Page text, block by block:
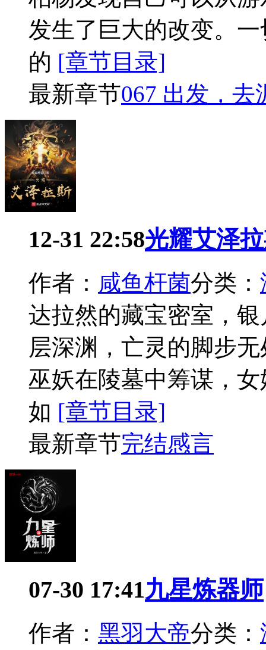
发生了巨大的改变。
的 [章节目录]
最新章节067 出发，去
12-31 22:58光耀艾泽
作者： 咸鱼杆菌分类：
达拉然的藏宝密室，
层深渊，亡灵的脚步
巫妖在陵墓中筹谋，
如 [章节目录]
最新章节完结感言
07-30 17:41九星炼器师
作者： 黑羽大帝分类：